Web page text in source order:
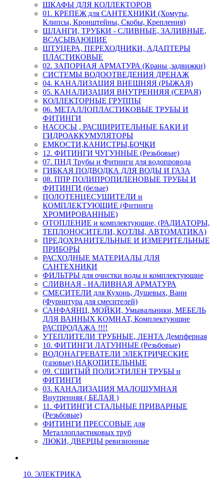
ШКАФЫ ДЛЯ КОЛЛЕКТОРОВ
01. КРЕПЕЖ для САНТЕХНИКИ (Хомуты,
Клипсы, Кронштейны, Скобы, Крепления)
ШЛАНГИ, ТРУБКИ - СЛИВНЫЕ, ЗАЛИВНЫЕ,
ВСАСЫВАЮЩИЕ
ШТУЦЕРА, ПЕРЕХОДНИКИ, АДАПТЕРЫ
ПЛАСТИКОВЫЕ
02. ЗАПОРНАЯ АРМАТУРА (Краны ,задвижки)
СИСТЕМЫ ВОДООТВЕДЕНИЯ ДРЕНАЖ
04. КАНАЛИЗАЦИЯ ВНЕШНЯЯ (РЫЖАЯ)
05. КАНАЛИЗАЦИЯ ВНУТРЕННЯЯ (СЕРАЯ)
КОЛЛЕКТОРНЫЕ ГРУППЫ
06. МЕТАЛЛОПЛАСТИКОВЫЕ ТРУБЫ И
ФИТИНГИ
НАСОСЫ , РАСШИРИТЕЛЬНЫЕ БАКИ И
ГИДРОАККУМУЛЯТОРЫ
ЕМКОСТИ,КАНИСТРЫ,БОЧКИ
12. ФИТИНГИ ЧУГУННЫЕ (Резьбовые)
07. ПНД Трубы и Фитинги для водопровода
ГИБКАЯ ПОДВОДКА ДЛЯ ВОДЫ И ГАЗА
08. ППР ПОЛИПРОПИЛЕНОВЫЕ ТРУБЫ И
ФИТИНГИ (белые)
ПОЛОТЕНЦЕСУШИТЕЛИ и
КОМПЛЕКТУЮЩИЕ (Фитинги
ХРОМИРОВАННЫЕ)
ОТОПЛЕНИЕ и комплектующие, (РАДИАТОРЫ,
ТЕПЛОНОСИТЕЛИ, КОТЛЫ, АВТОМАТИКА)
ПРЕДОХРАНИТЕЛЬНЫЕ И ИЗМЕРИТЕЛЬНЫЕ
ПРИБОРЫ
РАСХОДНЫЕ МАТЕРИАЛЫ ДЛЯ
САНТЕХНИКИ
ФИЛЬТРЫ для очистки воды и комплектующие
СЛИВНАЯ - НАЛИВНАЯ АРМАТУРА
СМЕСИТЕЛИ для Кухонь, Душевых, Ванн
(Фурнитура для смесителей)
САНФАЯНЦ, МОЙКИ, Умывальники, МЕБЕЛЬ
ДЛЯ ВАННЫХ КОМНАТ, Комплектующие
РАСПРОДАЖА !!!!
УТЕПЛИТЕЛИ ТРУБНЫЕ, ЛЕНТА Демпферная
10. ФИТИНГИ ЛАТУННЫЕ (Резьбовые)
ВОДОНАГРЕВАТЕЛИ ЭЛЕКТРИЧЕСКИЕ
(газовые) НАКОПИТЕЛЬНЫЕ
09. СШИТЫЙ ПОЛИЭТИЛЕН ТРУБЫ и
ФИТИНГИ
03. КАНАЛИЗАЦИЯ МАЛОШУМНАЯ
Внутренняя ( БЕЛАЯ )
11. ФИТИНГИ СТАЛЬНЫЕ ПРИВАРНЫЕ
(Резьбовые)
ФИТИНГИ ПРЕССОВЫЕ для
Металлопластиковых труб
ЛЮКИ, ДВЕРЦЫ ревизионные
10. ЭЛЕКТРИКА